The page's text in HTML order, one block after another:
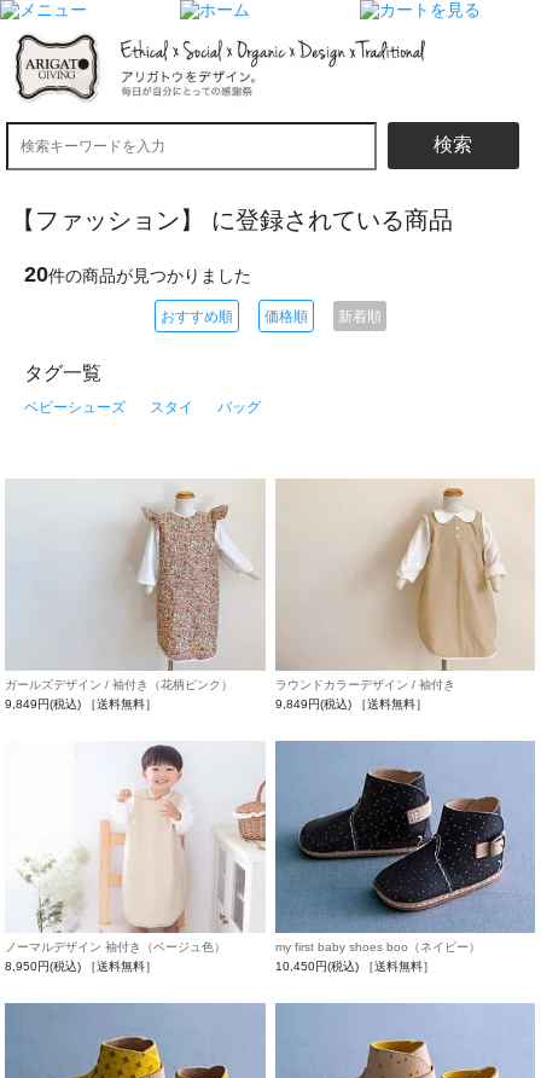
検索
【ファッション】 に登録されている商品
20件の商品が見つかりました
おすすめ順 価格順 新着順
タグ一覧
ベビーシューズ スタイ バッグ
ガールズデザイン / 袖付き（花柄ピンク）
9,849円(税込)
［送料無料］
ラウンドカラーデザイン / 袖付き
9,849円(税込)
［送料無料］
ノーマルデザイン 袖付き（ベージュ色）
8,950円(税込)
［送料無料］
my first baby shoes boo（ネイビー）
10,450円(税込)
［送料無料］